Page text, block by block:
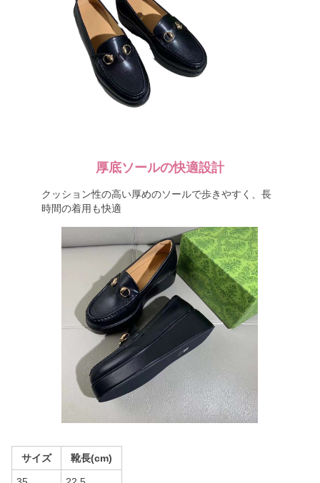
厚底ソールの快適設計
クッション性の高い厚めのソールで歩きやすく、長
時間の着用も快適
サイズ 靴長(cm)